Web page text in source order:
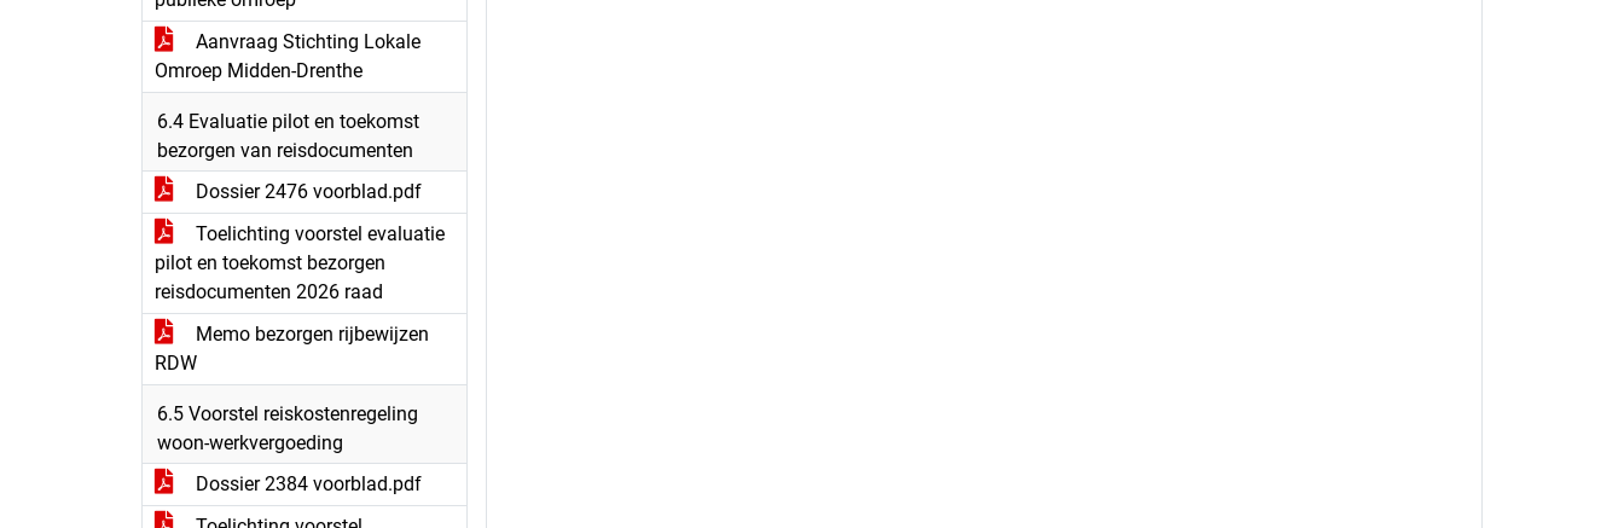
Aanvraag Stichting Lokale
Omroep Midden-Drenthe
6.4 Evaluatie pilot en toekomst
bezorgen van reisdocumenten
Dossier 2476 voorblad.pdf
Toelichting voorstel evaluatie
pilot en toekomst bezorgen
reisdocumenten 2026 raad
Memo bezorgen rijbewijzen
RDW
6.5 Voorstel reiskostenregeling
woon-werkvergoeding
Dossier 2384 voorblad.pdf